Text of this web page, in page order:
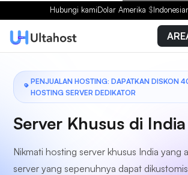
Hubungi kamiDolar Amerika $
PENJUALAN HOSTING: DAPATKAN DISKON
HOSTING SERVER DEDIKATOR
Server Khusus di India
Nikmati hosting server khusus India yang
server yang sepenuhnya dapat